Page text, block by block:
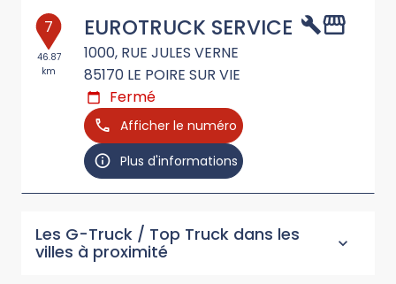
7
46.87
km
EUROTRUCK SERVICE
1000, RUE JULES VERNE
85170 LE POIRE SUR VIE
Fermé
Afficher le numéro
Plus d'informations
Les G-Truck / Top Truck dans les
villes à proximité